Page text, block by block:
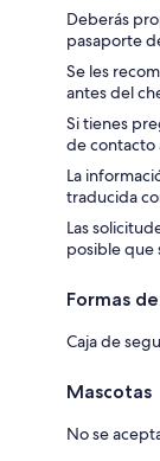
Deberás
pasaporte
Se les
antes del
Si tienes
de contacto
La
traducida
Las
posible que
Formas
Caja de
Mascotas
No se